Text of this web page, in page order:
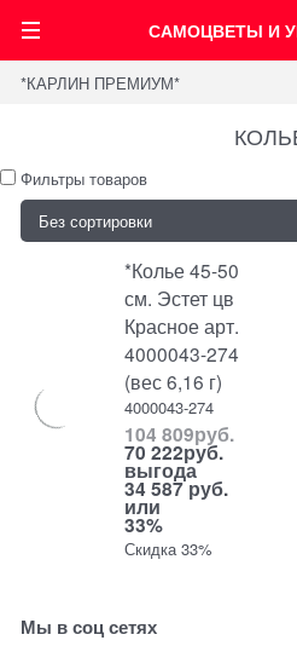
САМОЦВЕТЫ И
*КАРЛИН ПРЕМИУМ*
Фильтры товаров
*Колье 45-50
см. Эстет цв
Красное арт.
4000043-274
(вес 6,16 г)
4000043-274
104 809руб.
70 222руб.
выгода
34 587 руб.
или
33%
Скидка 33%
Мы в соц сетях